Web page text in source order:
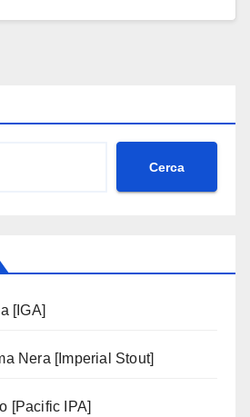
Cerca
[IGA]
Nera [Imperial Stout]
[Pacific IPA]